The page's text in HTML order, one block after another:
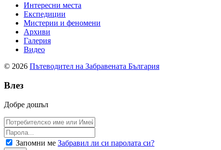
Интересни места
Експедиции
Мистерии и феномени
Архиви
Галерия
Видео
© 2026 Пътеводител на Забравената България
Влез
Добре дошъл
Запомни ме Забравил ли си паролата си?